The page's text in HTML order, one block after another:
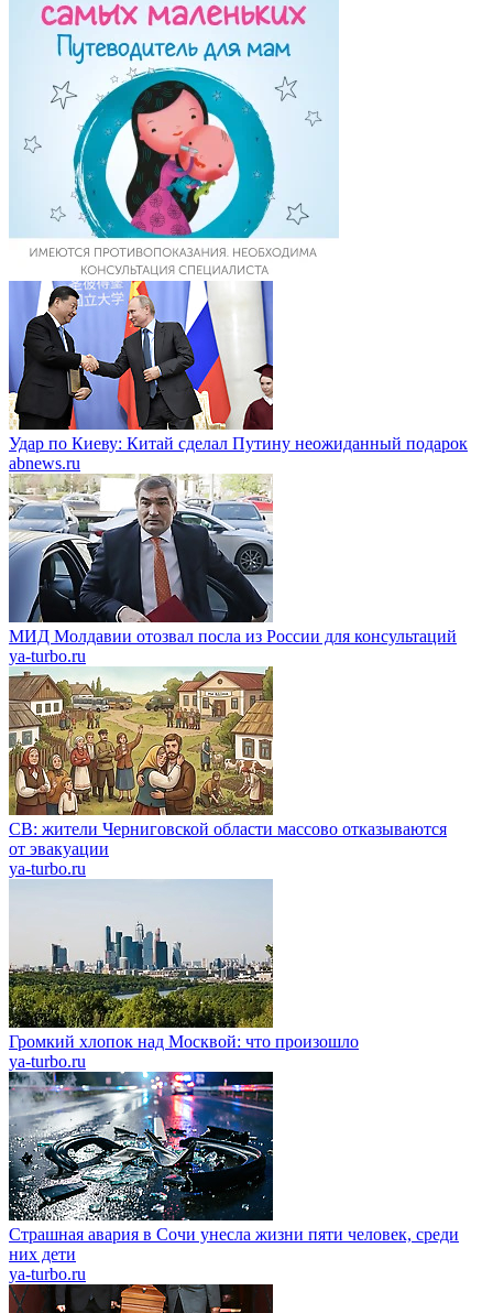
Удар по Киеву: Китай сделал Путину неожиданный подарок
abnews.ru
МИД Молдавии отозвал посла из России для консультаций
ya-turbo.ru
СВ: жители Черниговской области массово отказываются
от эвакуации
ya-turbo.ru
Громкий хлопок над Москвой: что произошло
ya-turbo.ru
Страшная авария в Сочи унесла жизни пяти человек, среди
них дети
ya-turbo.ru